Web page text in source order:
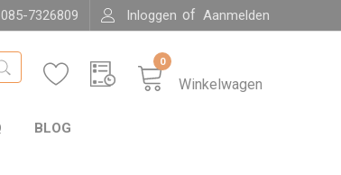
085-7326809 Inloggen of Aanmelden
Winkelwagen
0
BLOG